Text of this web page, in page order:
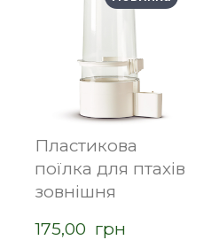
Пластикова
поїлка для птахів
зовнішня
175,00  грн